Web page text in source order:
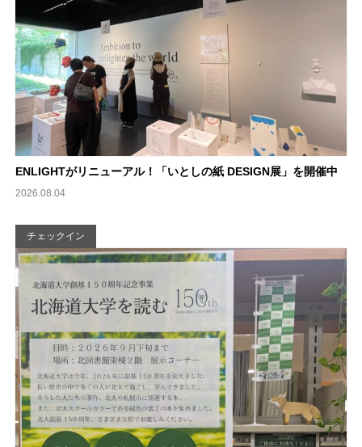
ENLIGHTがリニューアル！「いとしの紙 DESIGN展」を開催中
2026.08.04
チェックイン